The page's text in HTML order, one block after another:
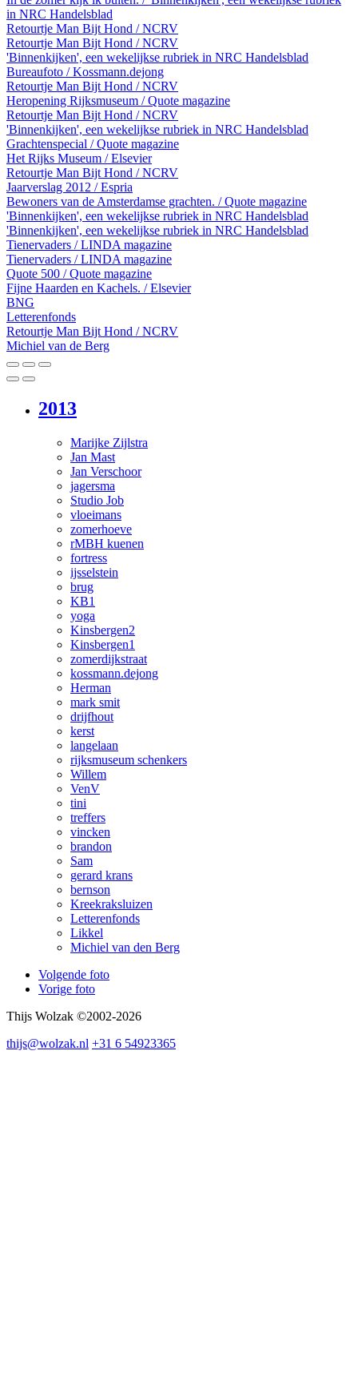
in NRC Handelsblad
Retourtje Man Bijt Hond / NCRV
Retourtje Man Bijt Hond / NCRV
'Binnenkijken', een wekelijkse rubriek in NRC Handelsblad
Bureaufoto / Kossmann.dejong
Retourtje Man Bijt Hond / NCRV
Heropening Rijksmuseum / Quote magazine
Retourtje Man Bijt Hond / NCRV
'Binnenkijken', een wekelijkse rubriek in NRC Handelsblad
Grachtenspecial / Quote magazine
Het Rijks Museum / Elsevier
Retourtje Man Bijt Hond / NCRV
Jaarverslag 2012 / Espria
Bewoners van de Amsterdamse grachten. / Quote magazine
'Binnenkijken', een wekelijkse rubriek in NRC Handelsblad
'Binnenkijken', een wekelijkse rubriek in NRC Handelsblad
Tienervaders / LINDA magazine
Tienervaders / LINDA magazine
Quote 500 / Quote magazine
Fijne Haarden en Kachels. / Elsevier
BNG
Letterenfonds
Retourtje Man Bijt Hond / NCRV
Michiel van de Berg
2013
Marijke Zijlstra
Jan Mast
Jan Verschoor
jagersma
Studio Job
vloeimans
zomerhoeve
rMBH kuenen
fortress
ijsselstein
brug
KB1
yoga
Kinsbergen2
Kinsbergen1
zomerdijkstraat
kossmann.dejong
Herman
mark smit
drijfhout
kerst
langelaan
rijksmuseum schenkers
Willem
VenV
tini
treffers
vincken
brandon
Sam
gerard krans
bernson
Kreekraksluizen
Letterenfonds
Likkel
Michiel van den Berg
Volgende foto
Vorige foto
Thijs Wolzak ©2002-2026
thijs@wolzak.nl +31 6 54923365